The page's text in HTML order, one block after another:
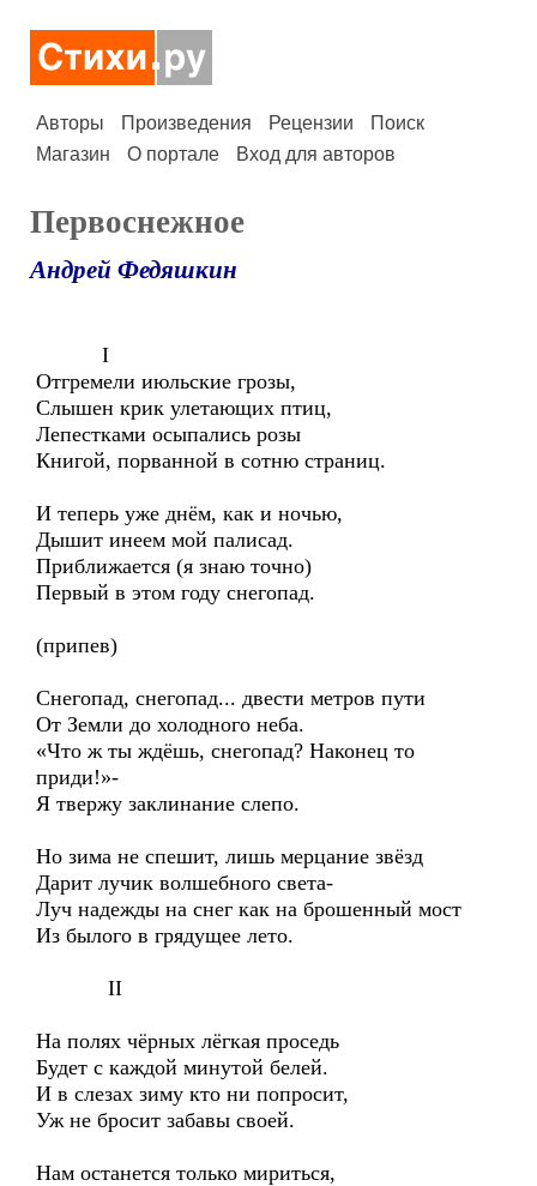
Авторы Произведения Рецензии
Поиск
Магазин
О портале Вход для авторов
Первоснежное
Андрей Федяшкин
I
Отгремели июльские грозы,
Слышен крик улетающих птиц,
Лепестками осыпались розы
Книгой, порванной в сотню страниц.
И теперь уже днём, как и ночью,
Дышит инеем мой палисад.
Приближается (я знаю точно)
Первый в этом году снегопад.
(припев)
Снегопад, снегопад... двести метров пути
От Земли до холодного неба.
«Что ж ты ждёшь, снегопад? Наконец то
приди!»-
Я твержу заклинание слепо.
Но зима не спешит, лишь мерцание звёзд
Дарит лучик волшебного света-
Луч надежды на снег как на брошенный мост
Из былого в грядущее лето.
II
На полях чёрных лёгкая проседь
Будет с каждой минутой белей.
И в слезах зиму кто ни попросит,
Уж не бросит забавы своей.
Нам останется только мириться,